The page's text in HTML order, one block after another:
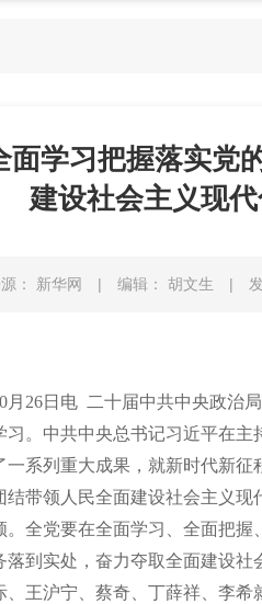
面学习把握落实党
建设社会主义现
： 新华网 | 编辑： 胡文生 |
月26日电 二十届中共中央政治
习。中共中央总书记习近平在
一系列重大成果，就新时代新
结带领人民全面建设社会主义
。全党要在全面学习、全面把
落到实处，奋力夺取全面建设社
、王沪宁、蔡奇、丁薛祥、李